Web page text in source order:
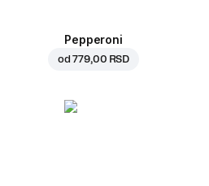
Pepperoni
od779,00 RSD